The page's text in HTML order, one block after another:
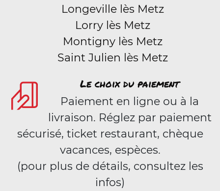
Longeville lès Metz
Lorry lès Metz
Montigny lès Metz
Saint Julien lès Metz
Le choix du paiement
Paiement en ligne ou à la
livraison. Réglez par paiement
sécurisé, ticket restaurant, chèque
vacances, espèces.
(pour plus de détails, consultez les
infos)